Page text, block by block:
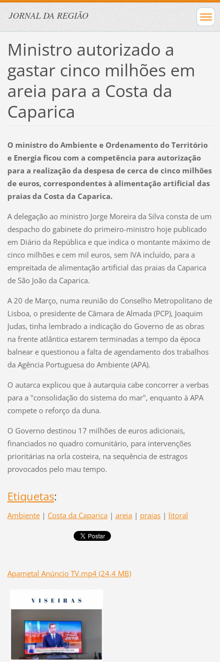
JORNAL DA REGIÃO
Ministro autorizado a
gastar cinco milhões em
areia para a Costa da
Caparica
O ministro do Ambiente e Ordenamento do Território
e Energia ficou com a competência para autorização
para a realização da despesa de cerca de cinco milhões
de euros, correspondentes à alimentação artificial das
praias da Costa da Caparica.
A delegação ao ministro Jorge Moreira da Silva consta de um
despacho do gabinete do primeiro-ministro hoje publicado
em Diário da República e que indica o montante máximo de
cinco milhões e cem mil euros, sem IVA incluído, para a
empreitada de alimentação artificial das praias da Caparica
de São João da Caparica.
A 20 de Março, numa reunião do Conselho Metropolitano de
Lisboa, o presidente de Câmara de Almada (PCP), Joaquim
Judas, tinha lembrado a indicação do Governo de as obras
na frente atlântica estarem terminadas a tempo da época
balnear e questionou a falta de agendamento dos trabalhos
da Agência Portuguesa do Ambiente (APA).
O autarca explicou que à autarquia cabe concorrer a verbas
para a "consolidação do sistema do mar", enquanto à APA
compete o reforço da duna.
O Governo destinou 17 milhões de euros adicionais,
financiados no quadro comunitário, para intervenções
prioritárias na orla costeira, na sequência de estragos
provocados pelo mau tempo.
Etiquetas:
Ambiente | Costa da Caparica | areia | praias | litoral
Apametal Anúncio TV.mp4 (24,4 MB)